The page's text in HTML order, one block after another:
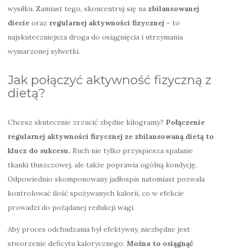
wysiłku. Zamiast tego, skoncentruj się na zbilansowanej
diecie oraz regularnej aktywności fizycznej – to
najskuteczniejsza droga do osiągnięcia i utrzymania
wymarzonej sylwetki.
Jak połączyć aktywność fizyczną z
dietą?
Chcesz skutecznie zrzucić zbędne kilogramy? Połączenie
regularnej aktywności fizycznej ze zbilansowaną dietą to
klucz do sukcesu. Ruch nie tylko przyspiesza spalanie
tkanki tłuszczowej, ale także poprawia ogólną kondycję.
Odpowiednio skomponowany jadłospis natomiast pozwala
kontrolować ilość spożywanych kalorii, co w efekcie
prowadzi do pożądanej redukcji wagi.
Aby proces odchudzania był efektywny, niezbędne jest
stworzenie deficytu kalorycznego. Można to osiągnąć